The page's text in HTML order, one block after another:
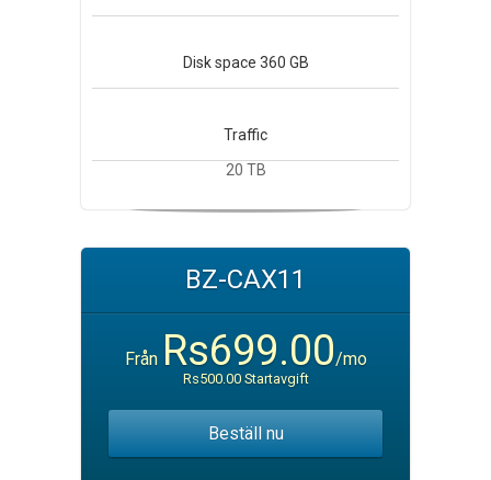
Disk space 360 GB
Traffic
20 TB
BZ-CAX11
Från Rs699.00/mo
Rs500.00 Startavgift
Beställ nu